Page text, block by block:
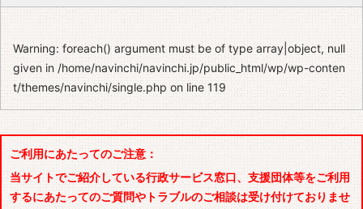
Warning: foreach() argument must be of type array|object, null
given in/home/navinchi/navinchi.jp/public_html/wp/wp-conten
t/themes/navinchi/single.php on line119
ご利用にあたってのご注意：
当サイトでご紹介している行政サービス窓口、支援団体等をご利用
するにあたってのご質問やトラブルのご相談は受け付けておりませ